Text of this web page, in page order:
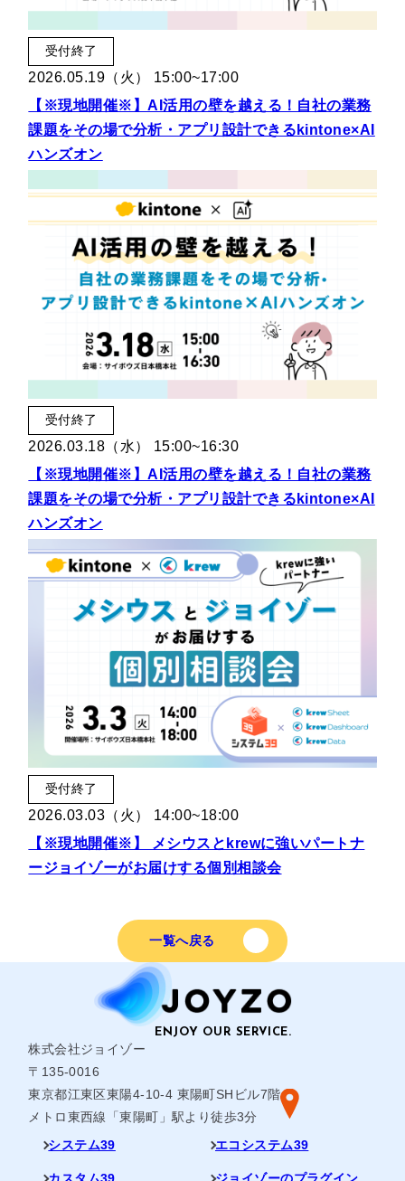
受付終了
2026.05.19（火） 15:00~17:00
【※現地開催※】AI活用の壁を越える！自社の業務
課題をその場で分析・アプリ設計できるkintone×AI
ハンズオン
受付終了
2026.03.18（水） 15:00~16:30
【※現地開催※】AI活用の壁を越える！自社の業務
課題をその場で分析・アプリ設計できるkintone×AI
ハンズオン
受付終了
2026.03.03（火） 14:00~18:00
【※現地開催※】 メシウスとkrewに強いパートナ
ージョイゾーがお届けする個別相談会
一覧へ戻る
株式会社ジョイゾー
〒135-0016
東京都江東区東陽4-10-4 東陽町SHビル7階
メトロ東西線「東陽町」駅より徒歩3分
システム39
エコシステム39